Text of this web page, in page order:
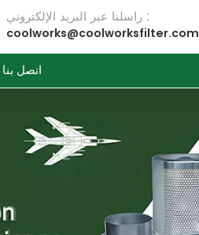
راسلنا عبر البريد الإلكتروني :
coolworks@coolworksfilter.com
اتصل بنا